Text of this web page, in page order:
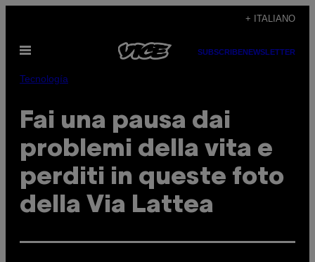
contenuto
+ ITALIANO
Apri
SUBSCRIBENEWSLETTER
Tecnología
Fai una pausa dai
problemi della vita e
perditi in queste foto
della Via Lattea